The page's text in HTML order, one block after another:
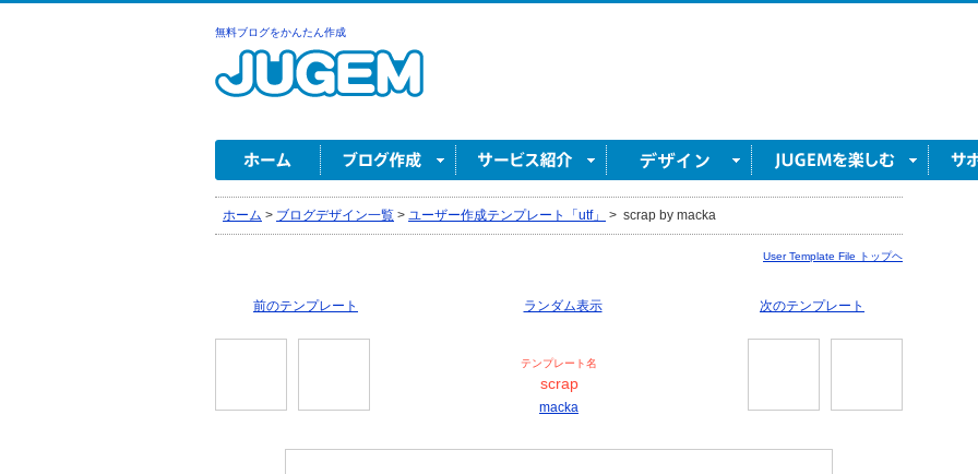
無料ブログをかんたん作成
ホーム > ブログデザイン一覧 > ユーザー作成テンプレート「utf」 > scrap by macka
User Template File トップヘ
前のテンプレート 次のテンプレート
ランダム表示
テンプレート名
scrap
macka